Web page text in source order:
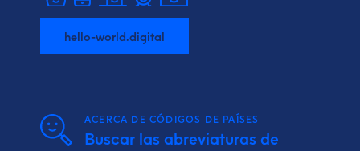
hello-world.digital
ACERCA DE CÓDIGOS DE PAÍSES
Buscar las abreviaturas de